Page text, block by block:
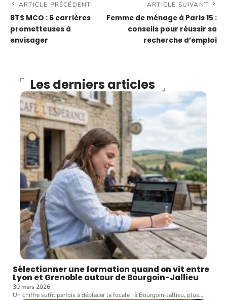
ARTICLE PRÉCÉDENT
BTS MCO : 6 carrières
prometteuses à
envisager
ARTICLE SUIVANT
Femme de ménage à Paris 15 :
conseils pour réussir sa
recherche d’emploi
Les derniers articles
Sélectionner une formation quand on vit entre
Lyon et Grenoble autour de Bourgoin-Jallieu
30 mars 2026
Un chiffre suffit parfois à déplacer la focale : à Bourgoin-Jallieu, plus…